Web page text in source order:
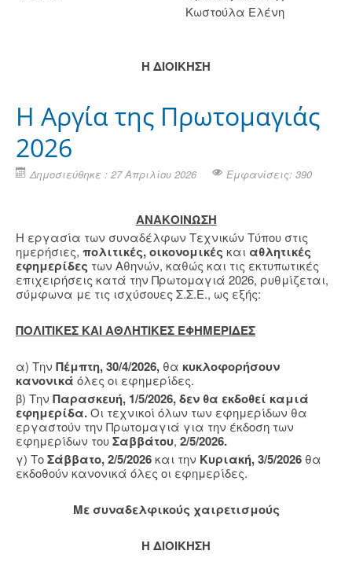
Κωστούλα Ελένη
H ΔΙΟΙΚΗΣΗ
H Αργία της Πρωτομαγιάς
2026
Δημοσιεύθηκε : 27 Απριλίου 2026 Εμφανίσεις: 390
ΑΝΑΚΟΙΝΩΣΗ
Η εργασία των συναδέλφων Τεχνικών Τύπου στις
ημερήσιες, πολιτικές, οικονομικές και αθλητικές
εφημερίδες των Αθηνών, καθώς και τις εκτυπωτικές
επιχειρήσεις κατά την Πρωτομαγιά 2026, ρυθμίζεται,
σύμφωνα με τις ισχύσουες Σ.Σ.Ε., ως εξής:
ΠΟΛΙΤΙΚΕΣ ΚΑΙ ΑΘΛΗΤΙΚΕΣ ΕΦΗΜΕΡΙΔΕΣ
α) Την Πέμπτη, 30/4/2026, θα κυκλοφορήσουν
κανονικά όλες οι εφημερίδες.
β) Την Παρασκευή, 1/5/2026,δεν θα εκδοθεί καμιά
εφημερίδα.Οι τεχνικοί όλων των εφημερίδων θα
εργαστούν την Πρωτομαγιά για την έκδοση των
εφημερίδων τουΣαββάτου, 2/5/2026.
γ) ΤοΣάββατο, 2/5/2026και την Κυριακή, 3/5/2026 θα
εκδοθούν κανονικά όλες οι εφημερίδες.
Με συναδελφικούς χαιρετισμούς
Η ΔΙΟΙΚΗΣΗ